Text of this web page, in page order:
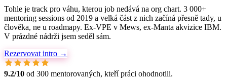
Tohle je track pro váhu, kterou job nedává na org chart. 3 000+
mentoring sessions od 2019 a velká část z nich začíná přesně tady, u
člověka, ne u roadmapy. Ex-VPE v Mews, ex-Manta akvizice IBM.
V prázdné nádrži jsem seděl sám.
Rezervovat intro →
9.2/10 od 300 mentorovaných, kteří práci ohodnotili.